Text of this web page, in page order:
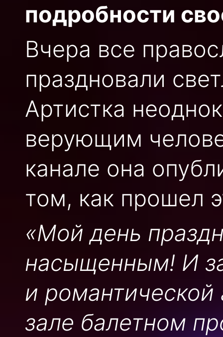
подробности
Вчера все
праздновали
Артистка
верующим
канале она
том, как прошел
«Мой день
насыщенным! И
и
зале балетном